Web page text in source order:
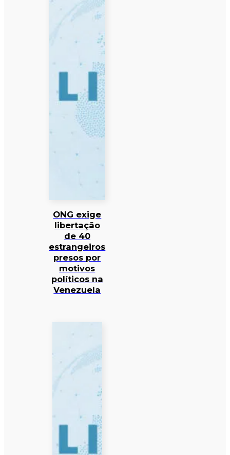
ONG exige
libertação
de 40
estrangeiros
presos por
motivos
políticos na
Venezuela